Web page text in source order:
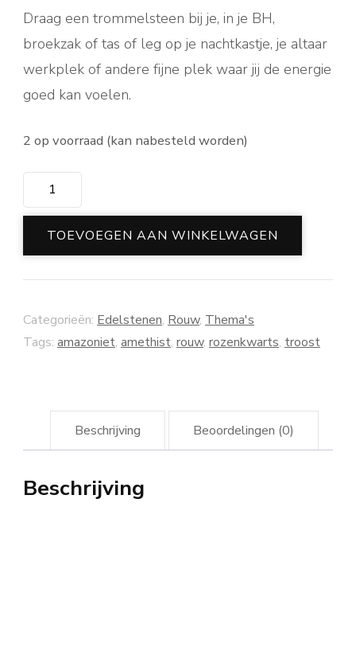
Draag een trommelsteen bij je, in je BH,
broekzak of tas of leg op je nachtkastje, je altaar
werkplek of andere fijne plek waar jij de energie
goed kan voelen.
2 op voorraad (kan nabesteld worden)
Stenen
set
troost
aantal
TOEVOEGEN AAN WINKELWAGEN
Categorieën: Edelstenen, Rouw, Thema's
Tags: amazoniet, amethist, rouw, rozenkwarts, troost
Beschrijving Beoordelingen (0)
Beschrijving